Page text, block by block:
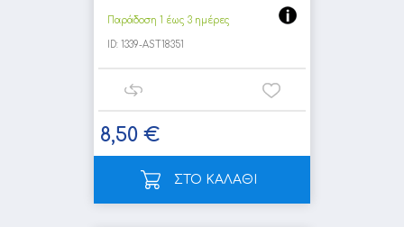
Παράδοση 1 έως 3 ημέρες
ID: 1339-AST18351
8,50 €
ΣΤΟ ΚΑΛΑΘΙ